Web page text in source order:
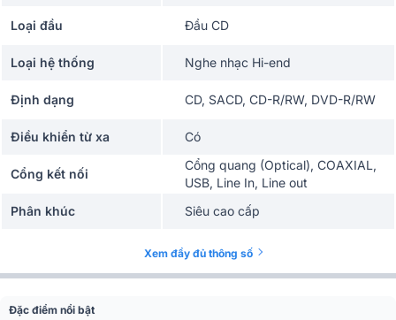
Loại đầu Đầu CD
Loại hệ thống Nghe nhạc Hi-end
Định dạng CD, SACD, CD-R/RW, DVD-R/RW
Điều khiển từ xa Có
Cổng kết nối
Cổng quang (Optical), COAXIAL,
USB, Line In, Line out
Phân khúc
Siêu cao cấp
477 x 156 x 394 mm (RxCxS)
Xem đầy đủ thông số
Đặc điểm nổi bật